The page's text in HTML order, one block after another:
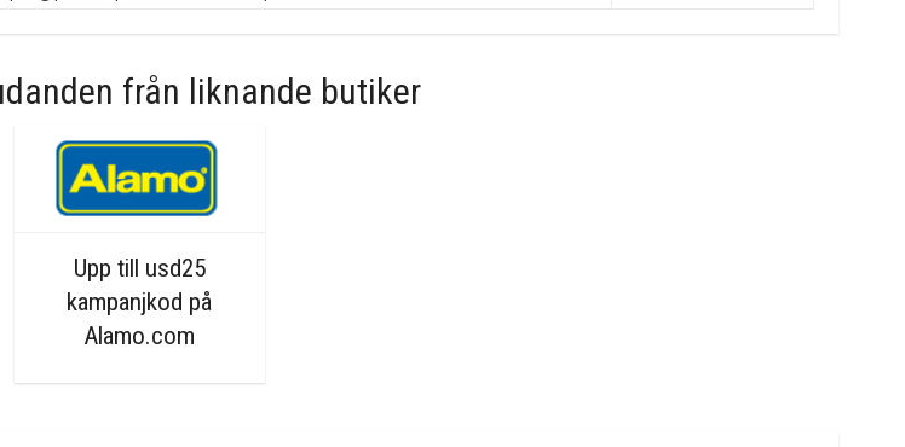
från liknande butiker
Upp till usd25
kampanjkod på
Alamo.com